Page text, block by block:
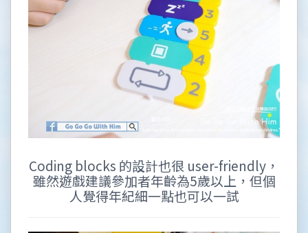
Coding blocks 的設計也很 user-friendly，
雖然遊戲建議參加者年齡為5歲以上，但個
人覺得年紀細一點也可以一試